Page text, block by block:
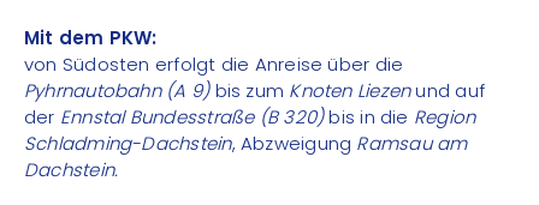
Mit dem PKW:
von Südosten erfolgt die Anreise über die
Pyhrnautobahn (A 9)bis zum Knoten Liezenund auf
der Ennstal Bundesstraße (B 320)bis in die Region
Schladming-Dachstein, Abzweigung Ramsau am
Dachstein.